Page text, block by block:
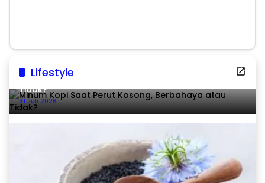
Lifestyle
Minum Kopi Saat Perut Kosong, Berbahaya atau
Tidak?
31 Juli 2026